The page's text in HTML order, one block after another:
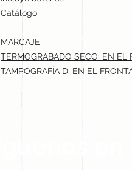
Catálogo
MARCAJE
TERMOGRABADO SECO: EN EL
TAMPOGRAFÍA D: EN EL